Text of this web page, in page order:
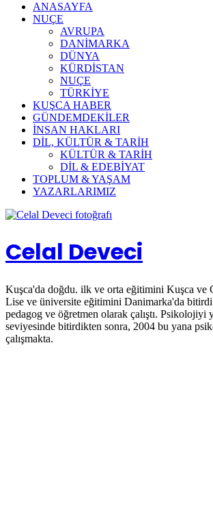
ANASAYFA
NUÇE
AVRUPA
DANİMARKA
DÜNYA
KÜRDİSTAN
NUÇE
TÜRKİYE
KUŞCA HABER
GÜNDEMDEKİLER
İNSAN HAKLARI
DİL, KÜLTÜR & TARİH
KÜLTÜR & TARİH
DİL & EDEBİYAT
TOPLUM & YAŞAM
YAZARLARIMIZ
Celal Deveci
Kuşca'da doğdu. ilk ve orta eğitimini Kuşca ve
Lise ve üniversite eğitimini Danimarka'da
pedagog ve öğretmen olarak çalıştı. Psikolojiyi
seviyesinde bitirdikten sonra, 2004 bu yana
çalışmakta.